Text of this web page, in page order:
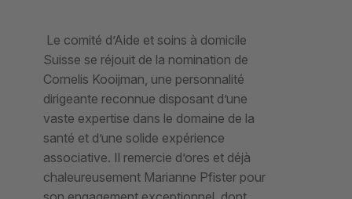
Le comité d’Aide et soins à domicile
Suisse se réjouit de la nomination de
Cornelis Kooijman, une personnalité
dirigeante reconnue disposant d’une
vaste expertise dans le domaine de la
santé et d’une solide expérience
associative. Il remercie d’ores et déjà
chaleureusement Marianne Pfister pour